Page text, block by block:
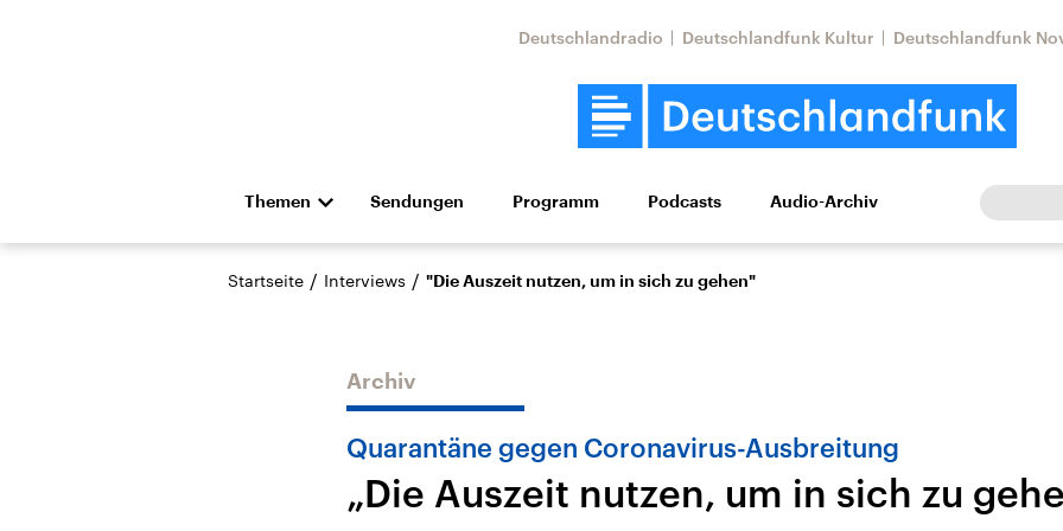
Deutschlandradio Deutschlandfunk Kultur Deutschlandfunk
Themen
Die Nachrichten Politik Wirtschaft Wissen Kultur Europa
Hörspiel und Feature Musik
Landtagswahl Sachsen-
Anhalt 2026
USA
Nahostkonflikt
Aktuelle Lage und
Iran
Aktuelle Lage und
Sendungen Programm Podcasts Audio-Archiv
Startseite / Interviews / "Die Auszeit nutzen, um in sich zu gehen"
Archiv
Quarantäne gegen Coronavirus-Ausbreitung
„Die Auszeit nutzen, um in sich zu